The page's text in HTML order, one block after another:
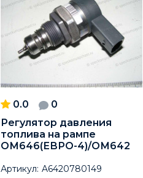
0.0
0
Регулятор давления
топлива на рампе
ОМ646(ЕВРО-4)/ОМ642
Артикул: A6420780149